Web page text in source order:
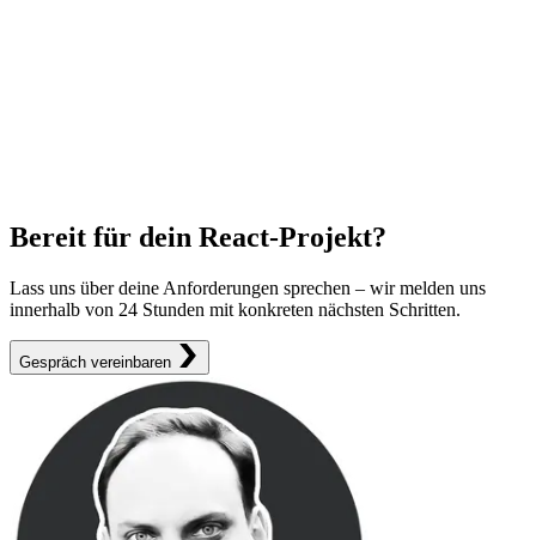
Bereit für dein React-Projekt?
Lass uns über deine Anforderungen sprechen – wir melden uns
innerhalb von 24 Stunden mit konkreten nächsten Schritten.
Gespräch vereinbaren